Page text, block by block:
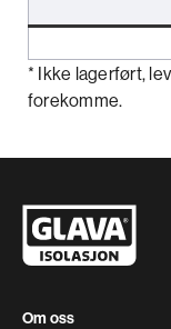
* Ikke lagerført,
forekomme.
Om oss